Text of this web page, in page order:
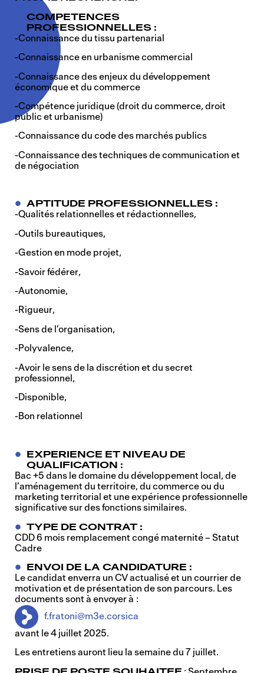
COMPETENCES
PROFESSIONNELLES :
-Connaissance du tissu partenarial
-Connaissance en urbanisme commercial
-Connaissance des enjeux du développement
économique et du commerce
-Compétence juridique (droit du commerce, droit
public et urbanisme)
-Connaissance du code des marchés publics
-Connaissance des techniques de communication et
de négociation
APTITUDE PROFESSIONNELLES :
-Qualités relationnelles et rédactionnelles,
-Outils bureautiques,
-Gestion en mode projet,
-Savoir fédérer,
-Autonomie,
-Rigueur,
-Sens de l’organisation,
-Polyvalence,
-Avoir le sens de la discrétion et du secret
professionnel,
-Disponible,
-Bon relationnel
EXPERIENCE ET NIVEAU DE
QUALIFICATION :
Bac +5 dans le domaine du développement local, de
l’aménagement du territoire, du commerce ou du
marketing territorial et une expérience professionnelle
significative sur des fonctions similaires.
TYPE DE CONTRAT :
CDD 6 mois remplacement congé maternité – Statut
Cadre
ENVOI DE LA CANDIDATURE :
Le candidat enverra un CV actualisé et un courrier de
motivation et de présentation de son parcours. Les
documents sont à envoyer à :
f.fratoni@m3e.corsica
avant le 4 juillet 2025.
Les entretiens auront lieu la semaine du 7 juillet.